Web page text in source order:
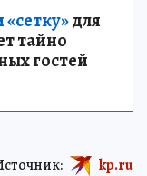
для
тайно
гостей
kp.ru